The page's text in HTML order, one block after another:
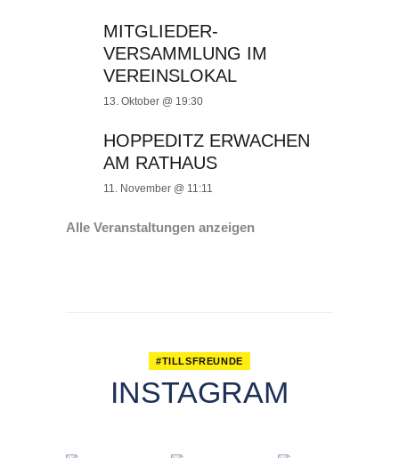
MITGLIEDER-
VERSAMMLUNG IM
VEREINSLOKAL
13. Oktober @ 19:30
HOPPEDITZ ERWACHEN
AM RATHAUS
11. November @ 11:11
Alle Veranstaltungen anzeigen
#TILLSFREUNDE
INSTAGRAM